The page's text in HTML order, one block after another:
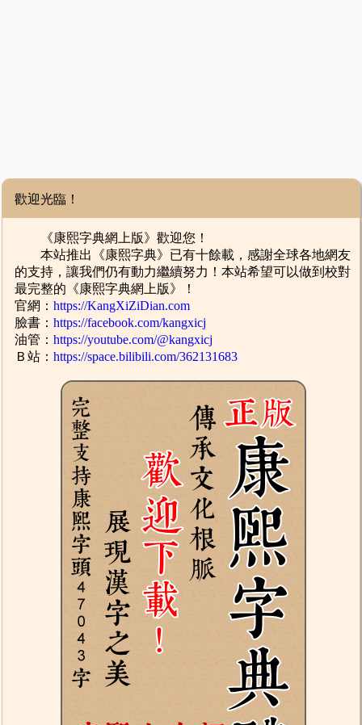
歡迎光臨！
《康熙字典網上版》歡迎您！
本站推出《康熙字典》已有十餘載，感謝全球各地網友
的支持，讓我們仍有動力繼續努力！本站希望可以做到校對
最完整的《康熙字典網上版》！
官網：https://KangXiZiDian.com
臉書：https://facebook.com/kangxicj
油管：https://youtube.com/@kangxicj
Ｂ站：https://space.bilibili.com/362131683